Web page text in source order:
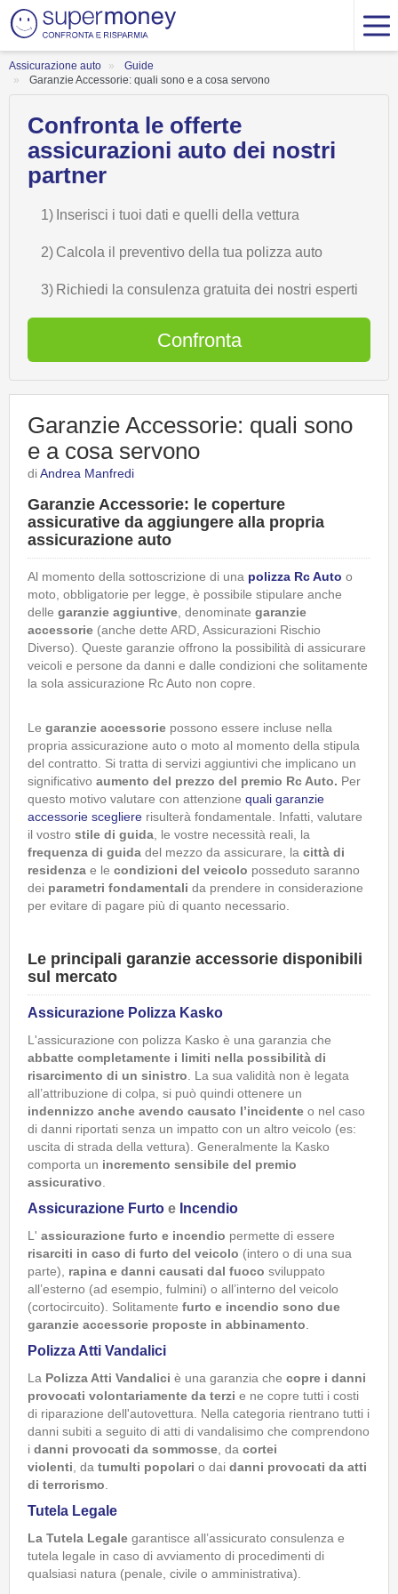
Assicurazione auto
Guide
Garanzie Accessorie: quali sono e a cosa servono
Confronta le offerte
assicurazioni auto dei nostri
partner
1) Inserisci i tuoi dati e quelli della vettura
2) Calcola il preventivo della tua polizza auto
3) Richiedi la consulenza gratuita dei nostri esperti
Confronta
Garanzie Accessorie: quali sono
e a cosa servono
diAndrea Manfredi
Garanzie Accessorie: le coperture
assicurative da aggiungere alla propria
assicurazione auto
Al momento della sottoscrizione di una polizza Rc Auto o
moto, obbligatorie per legge, è possibile stipulare anche
delle garanzie aggiuntive , denominate garanzie
accessorie (anche dette ARD, Assicurazioni Rischio
Diverso). Queste garanzie offrono la possibilità di assicurare
veicoli e persone da danni e dalle condizioni che solitamente
la sola assicurazione Rc Auto non copre.
Le garanzie accessorie possono essere incluse nella
propria assicurazione auto o moto al momento della stipula
del contratto. Si tratta di servizi aggiuntivi che implicano un
significativo aumento del prezzo del premio Rc Auto. Per
questo motivo valutare con attenzione quali garanzie
accessorie scegliere risulterà fondamentale. Infatti, valutare
il vostro stile di guida , le vostre necessità reali, la
frequenza di guida del mezzo da assicurare, la città di
residenza e le condizioni del veicolo posseduto saranno
dei parametri fondamentali da prendere in considerazione
per evitare di pagare più di quanto necessario.
Le principali garanzie accessorie disponibili
sul mercato
Assicurazione Polizza Kasko
L'assicurazione con polizza Kasko è una garanzia che
abbatte completamente i limiti nella possibilità di
risarcimento di un sinistro . La sua validità non è legata
all’attribuzione di colpa, si può quindi ottenere un
indennizzo anche avendo causato l’incidente o nel caso
di danni riportati senza un impatto con un altro veicolo (es:
uscita di strada della vettura). Generalmente la Kasko
comporta un incremento sensibile del premio
assicurativo
Assicurazione Furto e Incendio
L' assicurazione furto e incendio permette di essere
risarciti in caso di furto del veicolo (intero o di una sua
parte), rapina e danni causati dal fuoco sviluppato
all’esterno (ad esempio, fulmini) o all’interno del veicolo
(cortocircuito). Solitamente furto e incendio sono due
garanzie accessorie proposte in abbinamento
Polizza Atti Vandalici
La Polizza Atti Vandalici è una garanzia che copre i danni
provocati volontariamente da terzi e ne copre tutti i costi
di riparazione dell'autovettura. Nella categoria rientrano tutti i
danni subiti a seguito di atti di vandalisimo che comprendono
i danni provocati da sommosse , da cortei
violenti , da tumulti popolari o dai danni provocati da atti
di terrorismo
Tutela Legale
La Tutela Legale garantisce all’assicurato consulenza e
tutela legale in caso di avviamento di procedimenti di
qualsiasi natura (penale, civile o amministrativa).